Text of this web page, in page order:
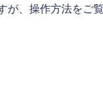
が、操作方法をご